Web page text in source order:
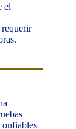
el
requerir